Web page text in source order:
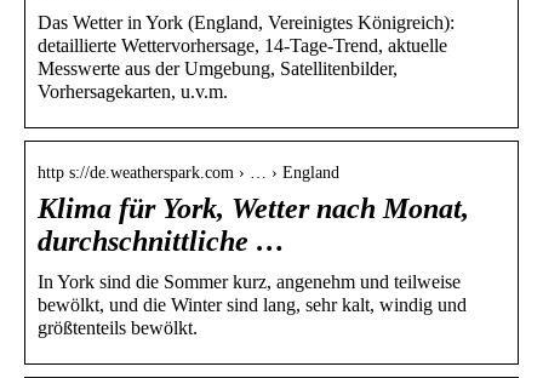
Das Wetter in York (England, Vereinigtes Königreich):
detaillierte Wettervorhersage, 14-Tage-Trend, aktuelle
Messwerte aus der Umgebung, Satellitenbilder,
Vorhersagekarten, u.v.m.
http s://de.weatherspark.com › … › England
Klima für York, Wetter nach Monat,
durchschnittliche …
In York sind die Sommer kurz, angenehm und teilweise
bewölkt, und die Winter sind lang, sehr kalt, windig und
größtenteils bewölkt.